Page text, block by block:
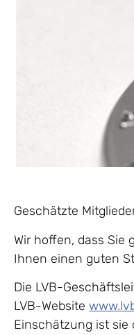
Geschätzte
Wir hoffen, dass
Ihnen einen guten
Die LVB-
LVB-Website
Einschätzung ist sie